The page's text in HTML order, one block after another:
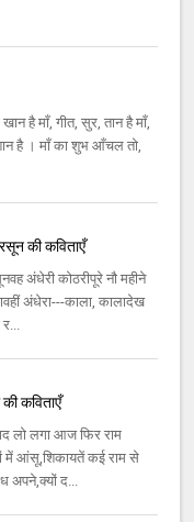
है माँ, गीत, सुर, तान है माँ,
है । माँ का शुभ आँचल तो,
की कविताएँ
अंधेरी कोठरीपूरे नौ महीने
अंधेरा---काला, कालादेख
र...
की कविताएँ
लो लगा आज फिर राम
में आंसू,शिकायतें कई राम से
अपने,क्यों द...